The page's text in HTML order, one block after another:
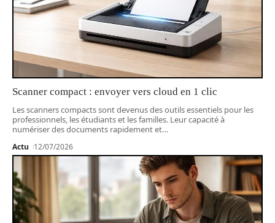
Scanner compact : envoyer vers cloud en 1 clic
Les scanners compacts sont devenus des outils essentiels pour les
professionnels, les étudiants et les familles. Leur capacité à
numériser des documents rapidement et…
Actu 12/07/2026